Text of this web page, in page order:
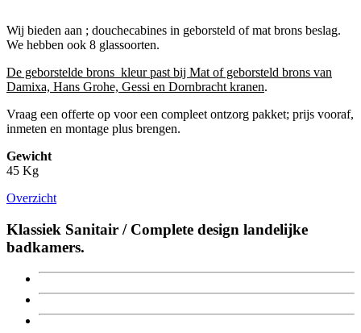
Wij bieden aan ; douchecabines in geborsteld of mat brons beslag.
We hebben ook 8 glassoorten.
De geborstelde brons kleur past bij Mat of geborsteld brons van
Damixa, Hans Grohe, Gessi en Dornbracht kranen.
Vraag een offerte op voor een compleet ontzorg pakket; prijs vooraf,
inmeten en montage plus brengen.
Gewicht
45 Kg
Overzicht
Klassiek Sanitair / Complete design landelijke
badkamers.